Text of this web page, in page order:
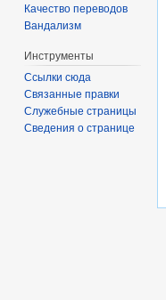
Качество переводов
Вандализм
Инструменты
Ссылки сюда
Связанные правки
Служебные страницы
Сведения о странице